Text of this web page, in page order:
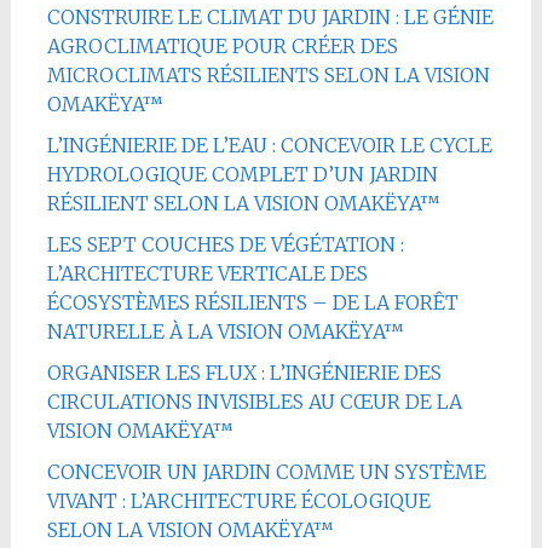
CONSTRUIRE LE CLIMAT DU JARDIN : LE GÉNIE
AGROCLIMATIQUE POUR CRÉER DES
MICROCLIMATS RÉSILIENTS SELON LA VISION
OMAKËYA™
L’INGÉNIERIE DE L’EAU : CONCEVOIR LE CYCLE
HYDROLOGIQUE COMPLET D’UN JARDIN
RÉSILIENT SELON LA VISION OMAKËYA™
LES SEPT COUCHES DE VÉGÉTATION :
L’ARCHITECTURE VERTICALE DES
ÉCOSYSTÈMES RÉSILIENTS – DE LA FORÊT
NATURELLE À LA VISION OMAKËYA™
ORGANISER LES FLUX : L’INGÉNIERIE DES
CIRCULATIONS INVISIBLES AU CŒUR DE LA
VISION OMAKËYA™
CONCEVOIR UN JARDIN COMME UN SYSTÈME
VIVANT : L’ARCHITECTURE ÉCOLOGIQUE
SELON LA VISION OMAKËYA™